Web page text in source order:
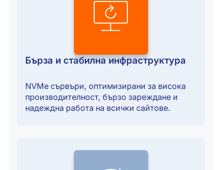
Бърза и стабилна инфраструктура
NVMe сървъри, оптимизирани за висока
производителност, бързо зареждане и
надеждна работа на всички сайтове.